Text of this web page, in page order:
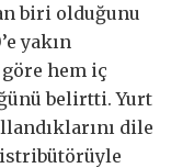
biri olduğunu
yakın
göre hem iç
belirtti. Yurt
dile